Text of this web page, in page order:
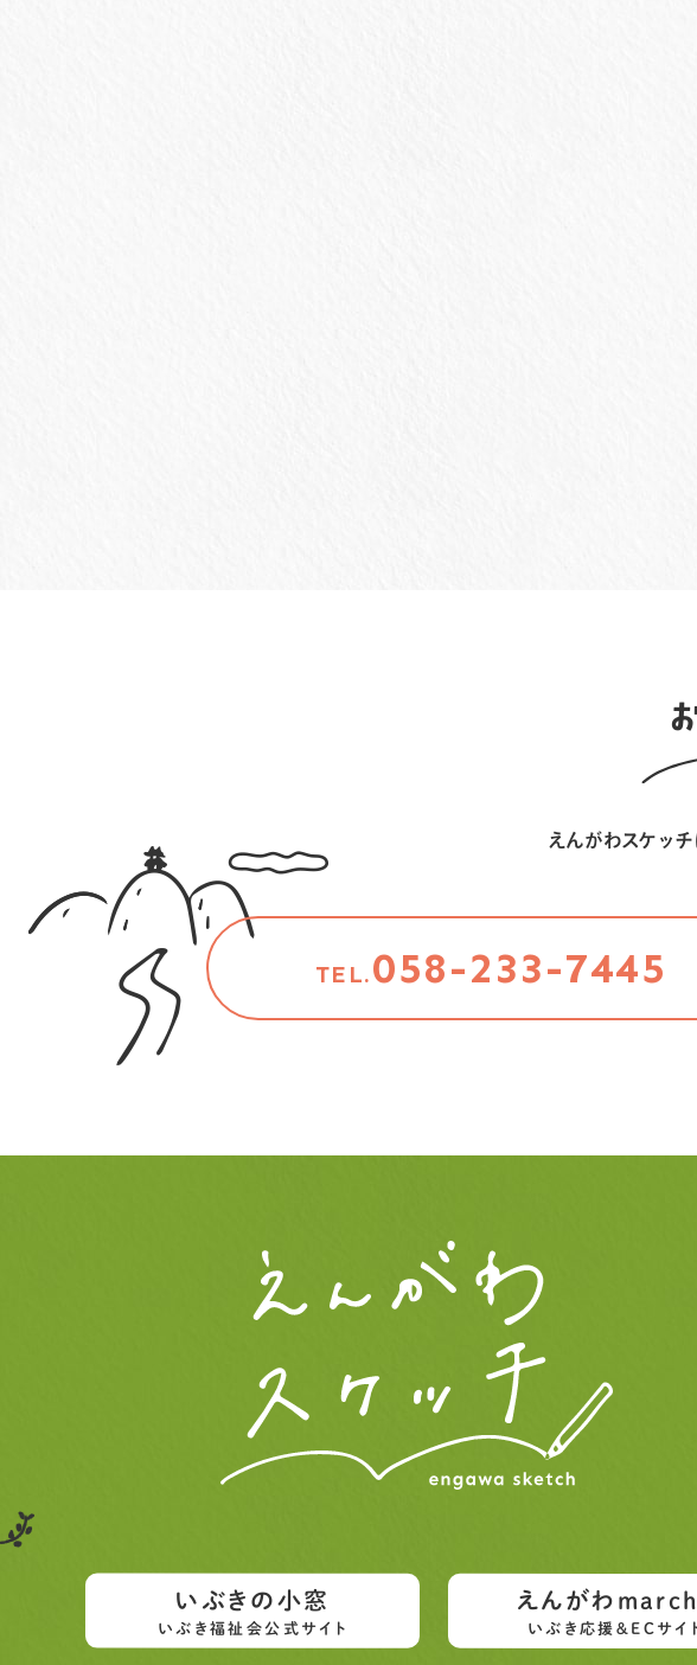
えんがわスケッチ
TEL.058-233-7445
いぶきの小窓
いぶき福祉会公式サイト
えんがわ
いぶき応援＆ECサイ